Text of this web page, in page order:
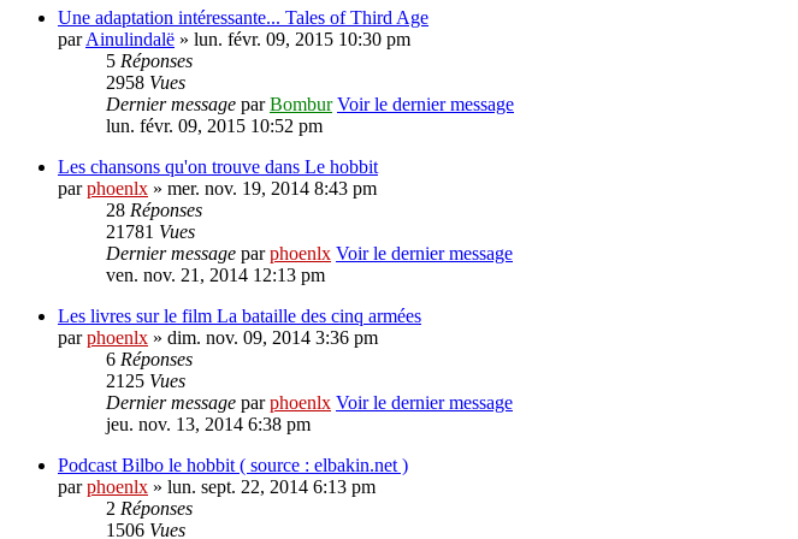
Une adaptation intéressante... Tales of Third Age
parAinulindalë » lun. févr. 09, 2015 10:30 pm
5 Réponses
2958 Vues
Dernier message parBombur Voir le dernier message
lun. févr. 09, 2015 10:52 pm
Les chansons qu'on trouve dans Le hobbit
parphoenlx » mer. nov. 19, 2014 8:43 pm
28 Réponses
21781 Vues
Dernier message parphoenlx Voir le dernier message
ven. nov. 21, 2014 12:13 pm
Les livres sur le film La bataille des cinq armées
parphoenlx » dim. nov. 09, 2014 3:36 pm
6 Réponses
2125 Vues
Dernier message parphoenlx Voir le dernier message
jeu. nov. 13, 2014 6:38 pm
Podcast Bilbo le hobbit ( source : elbakin.net )
parphoenlx » lun. sept. 22, 2014 6:13 pm
2 Réponses
1506 Vues